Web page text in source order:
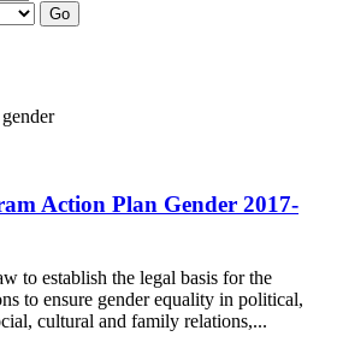
Go
gender
Action Plan Gender 2017-
to establish the legal basis for the
to ensure gender equality in political,
cultural and family relations,...